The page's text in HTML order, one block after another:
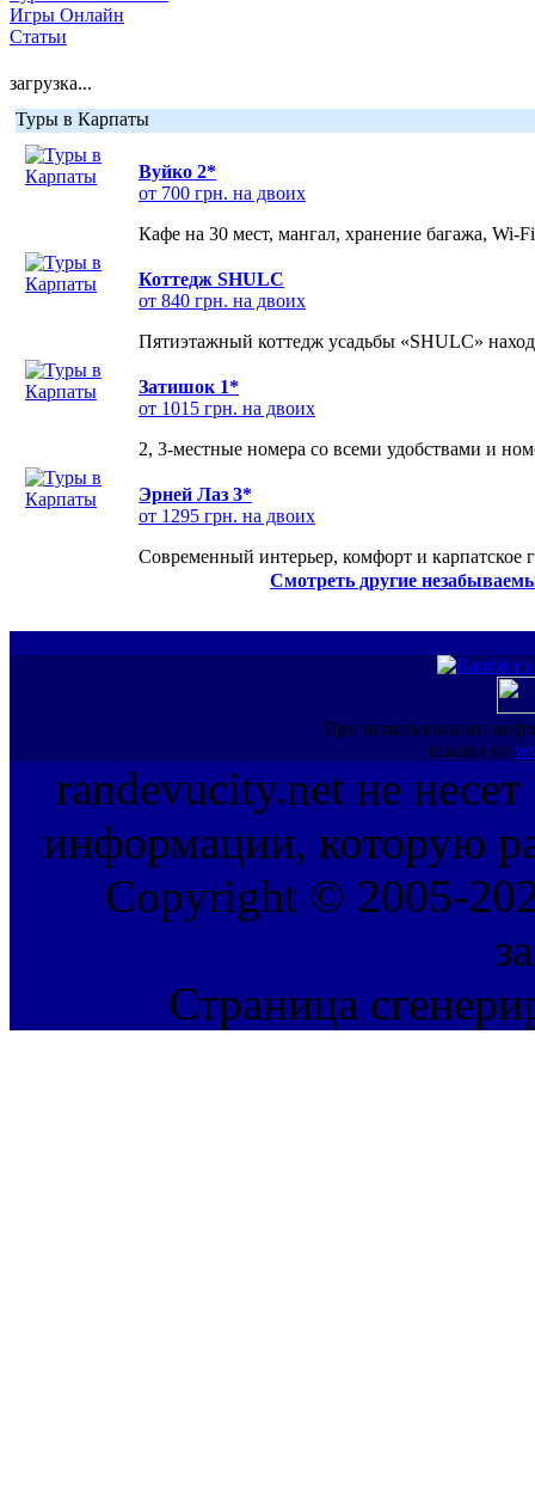
Игры Онлайн
Статьи
загрузка...
Туры в Карпаты
Вуйко 2*
от 700 грн. на двоих
Кафе на 30 мест, мангал, хранение багажа, Wi-
Коттедж SHULC
от 840 грн. на двоих
Пятиэтажный коттедж усадьбы «SHULC»
Затишок 1*
от 1015 грн. на двоих
2, 3-местные номера со всеми удобствами и
Эрней Лаз 3*
от 1295 грн. на двоих
Современный интерьер, комфорт и карпатское
Смотреть другие
При использовании
ссылка на
randevucity.net не несет
информации, которую
Copyright © 2005-
Страница